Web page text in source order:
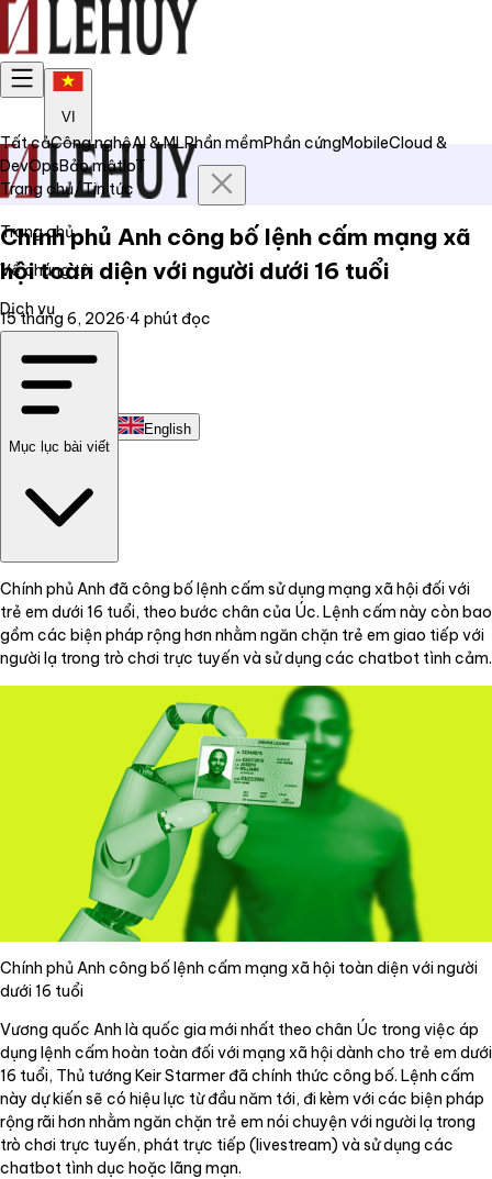
VI
Trang chủ
Về chúng tôi
Dịch vụ
Liên hệ
English
Tất cảCông nghệAI & MLPhần mềmPhần cứngMobileCloud &
DevOpsBảo mậtIoT
Trang chủ/Tin tức
Chính phủ Anh công bố lệnh cấm mạng xã
hội toàn diện với người dưới 16 tuổi
15 tháng 6, 2026·4 phút đọc
Mục lục bài viết
Chính phủ Anh đã công bố lệnh cấm sử dụng mạng xã hội đối với
trẻ em dưới 16 tuổi, theo bước chân của Úc. Lệnh cấm này còn bao
gồm các biện pháp rộng hơn nhằm ngăn chặn trẻ em giao tiếp với
người lạ trong trò chơi trực tuyến và sử dụng các chatbot tình cảm.
Chính phủ Anh công bố lệnh cấm mạng xã hội toàn diện với người
dưới 16 tuổi
Vương quốc Anh là quốc gia mới nhất theo chân Úc trong việc áp
dụng lệnh cấm hoàn toàn đối với mạng xã hội dành cho trẻ em dưới
16 tuổi, Thủ tướng Keir Starmer đã chính thức công bố. Lệnh cấm
này dự kiến sẽ có hiệu lực từ đầu năm tới, đi kèm với các biện pháp
rộng rãi hơn nhằm ngăn chặn trẻ em nói chuyện với người lạ trong
trò chơi trực tuyến, phát trực tiếp (livestream) và sử dụng các
chatbot tình dục hoặc lãng mạn.